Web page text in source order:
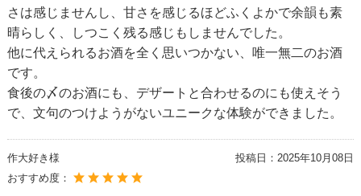
さは感じませんし、甘さを感じるほどふくよかで余韻も素
晴らしく、しつこく残る感じもしませんでした。
他に代えられるお酒を全く思いつかない、唯一無二のお酒
です。
食後の〆のお酒にも、デザートと合わせるのにも使えそう
で、文句のつけようがないユニークな体験ができました。
作大好き様 投稿日： 2025年10月08日
おすすめ度：